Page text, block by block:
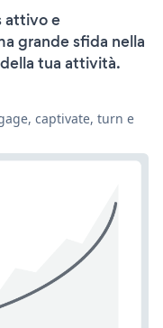
attivo e
grande sfida nella
tua attività.
captivate, turn e